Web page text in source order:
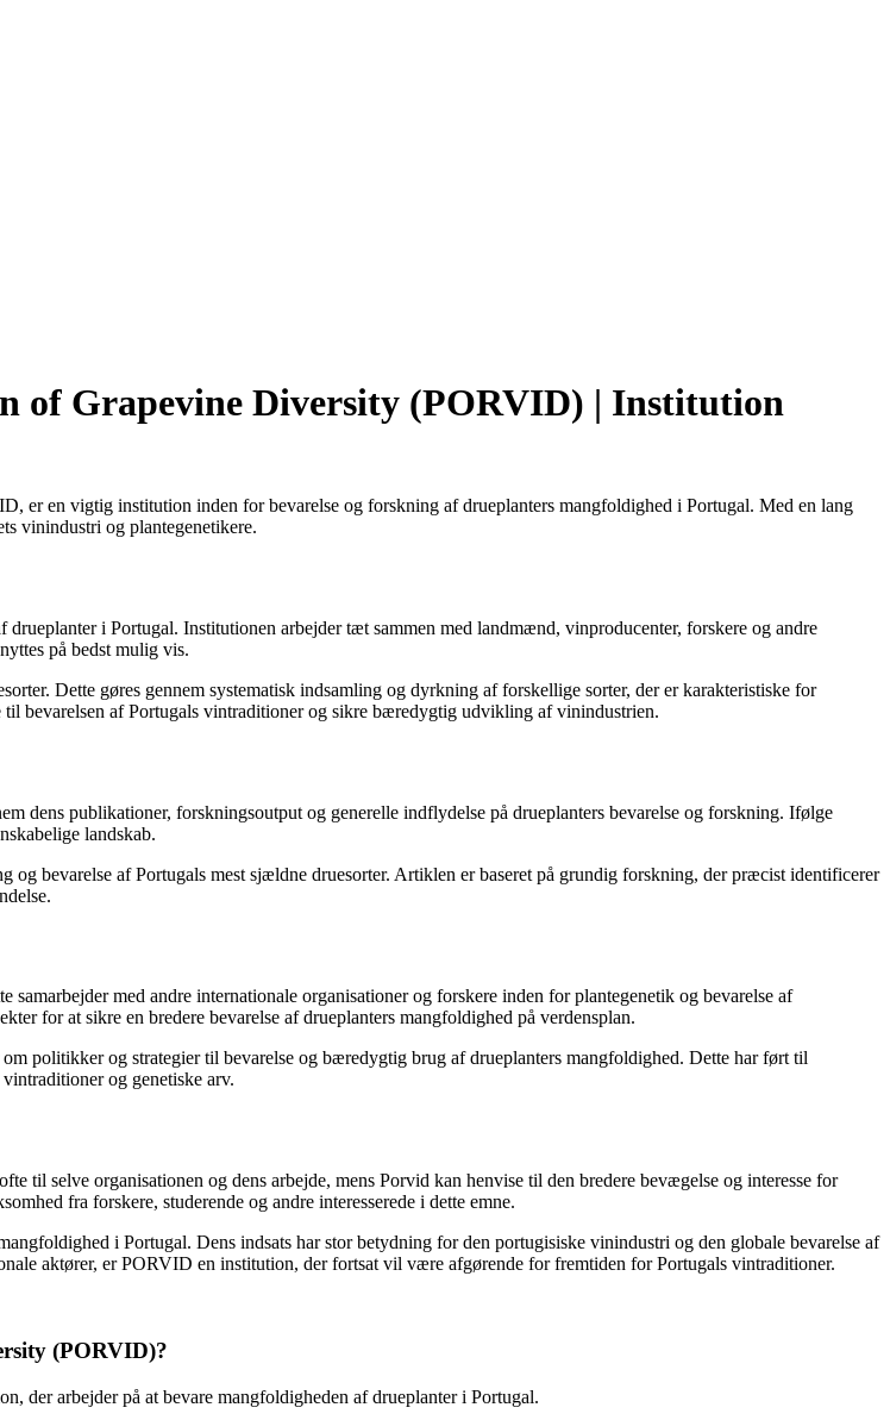
of Grapevine Diversity (PORVID) | Institution
er en vigtig institution inden for bevarelse og forskning af drueplanters mangfoldighed i Portugal. Med en lang
vinindustri og plantegenetikere.
i Portugal. Institutionen arbejder tæt sammen med landmænd, vinproducenter, forskere og andre
på bedst mulig vis.
Dette gøres gennem systematisk indsamling og dyrkning af forskellige sorter, der er karakteristiske for
bevarelsen af Portugals vintraditioner og sikre bæredygtig udvikling af vinindustrien.
dens publikationer, forskningsoutput og generelle indflydelse på drueplanters bevarelse og forskning. Ifølge
landskab.
bevarelse af Portugals mest sjældne druesorter. Artiklen er baseret på grundig forskning, der præcist identificerer
med andre internationale organisationer og forskere inden for plantegenetik og bevarelse af
for at sikre en bredere bevarelse af drueplanters mangfoldighed på verdensplan.
politikker og strategier til bevarelse og bæredygtig brug af drueplanters mangfoldighed. Dette har ført til
og genetiske arv.
til selve organisationen og dens arbejde, mens Porvid kan henvise til den bredere bevægelse og interesse for
fra forskere, studerende og andre interesserede i dette emne.
i Portugal. Dens indsats har stor betydning for den portugisiske vinindustri og den globale bevarelse af
aktører, er PORVID en institution, der fortsat vil være afgørende for fremtiden for Portugals vintraditioner.
(PORVID)?
der arbejder på at bevare mangfoldigheden af drueplanter i Portugal.